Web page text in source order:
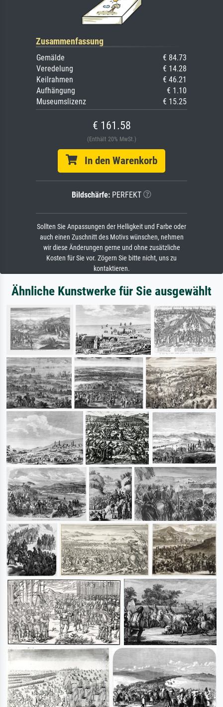
Zusammenfassung
Gemälde
€ 84.73
Veredelung
€ 14.28
Keilrahmen
€ 46.21
Aufhängung
€ 1.10
Museumslizenz
€ 15.25
€ 161.58
(Enthält 20% MwSt.)
In den Warenkorb
Bildschärfe: PERFEKT
Sollten Sie Anpassungen der Helligkeit und Farbe oder
auch einen Zuschnitt des Motivs wünschen, nehmen
wir diese Änderungen gerne und ohne zusätzliche
Kosten für Sie vor. Zögern Sie bitte nicht, uns zu
kontaktieren.
Ähnliche Kunstwerke für Sie ausgewählt